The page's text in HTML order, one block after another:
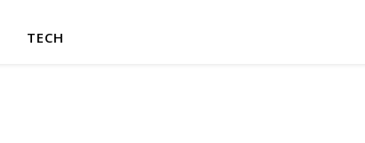
TECH